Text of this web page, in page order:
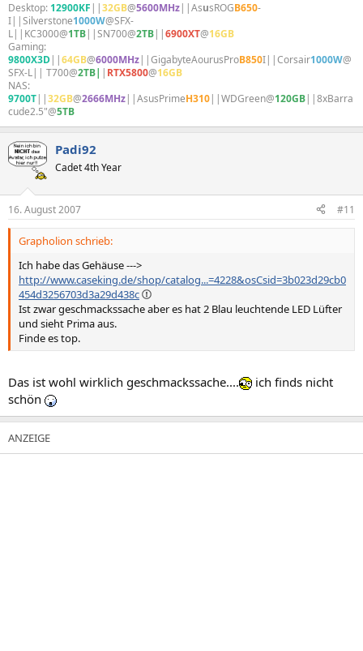
Desktop: 12900KF ||32GB@5600MHz||AsusROGB650-
I||Silverstone1000W@SFX-
L||KC3000@1TB||SN700@2TB||6900XT@16GB
Gaming:
9800X3D||64GB@6000MHz||GigabyteAourusProB850I||Corsair1000W@
SFX-L|| T700@2TB| | RTX5800@16GB
NAS:
9700T||32GB@2666MHz||AsusPrimeH310||WDGreen@120GB||8xBarra
cude2.5"@5TB
Padi92
Cadet 4th Year
16. August 2007 #11
Grapholion schrieb:
Ich habe das Gehäuse --->
http://www.caseking.de/shop/catalog...=4228&osCsid=3b023d29cb0
454d3256703d3a29d438c
Ist zwar geschmackssache aber es hat 2 Blau leuchtende LED Lüfter
und sieht Prima aus.
Finde es top.
Das ist wohl wirklich geschmackssache....
ich finds nicht
schön